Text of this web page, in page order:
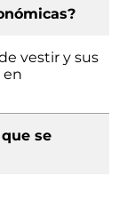
vestir y sus
en
se